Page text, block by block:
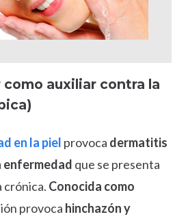
auxiliar contra la
en la piel provoca dermatitis
enfermedad que se presenta
crónica. Conocida como
provoca hinchazón y